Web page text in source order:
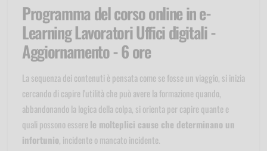
Programma del corso online in e-
Learning Lavoratori Uffici digitali -
Aggiornamento - 6 ore
La sequenza dei contenuti è pensata come se fosse un viaggio, si inizia
cercando di capire l'utilità che può avere la formazione quando,
abbandonando la logica della colpa, si orienta per capire quante e
quali possono essere le molteplici cause che determinano un
infortunio, incidente o mancato incidente.